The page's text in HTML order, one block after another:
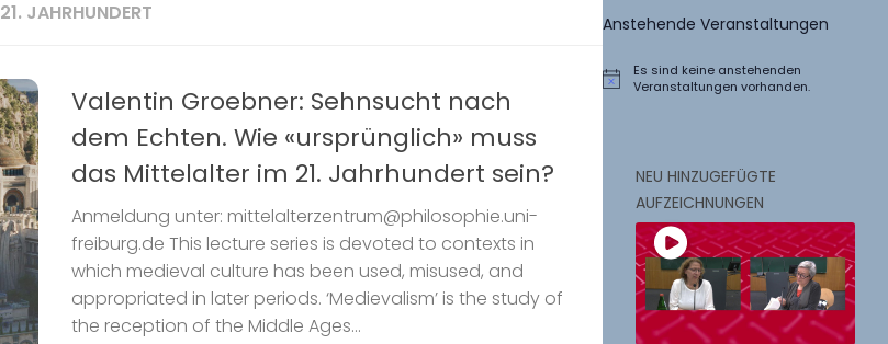
21. JAHRHUNDERT
Valentin Groebner: Sehnsucht nach
dem Echten. Wie «ursprünglich» muss
das Mittelalter im 21. Jahrhundert sein?
Anmeldung unter: mittelalterzentrum@philosophie.uni-
freiburg.de This lecture series is devoted to contexts in
which medieval culture has been used, misused, and
appropriated in later periods. ‘Medievalism’ is the study of
the reception of the Middle Ages...
Anstehende Veranstaltungen
Hinweis
Es sind keine anstehenden
Veranstaltungen vorhanden.
NEU HINZUGEFÜGTE
AUFZEICHNUNGEN